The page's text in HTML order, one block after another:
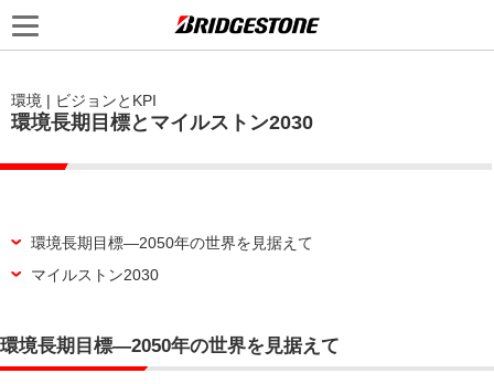
環境 | ビジョンとKPI
環境長期目標とマイルストン2030
環境長期目標―2050年の世界を見据えて
マイルストン2030
環境長期目標―2050年の世界を見据えて